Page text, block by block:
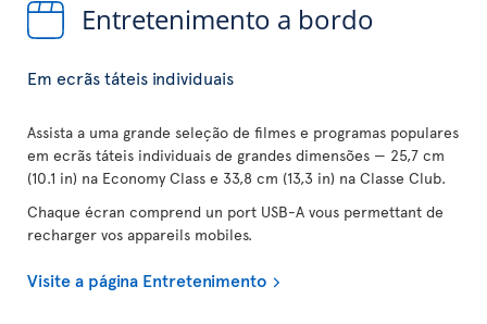
Entretenimento a bordo
Em ecrãs táteis individuais
Assista a uma grande seleção de filmes e programas populares
em ecrãs táteis individuais de grandes dimensões — 25,7 cm
(10.1 in) na Economy Class e 33,8 cm (13,3 in) na Classe Club.
Chaque écran comprend un port USB-A vous permettant de
recharger vos appareils mobiles.
Visite a página Entretenimento